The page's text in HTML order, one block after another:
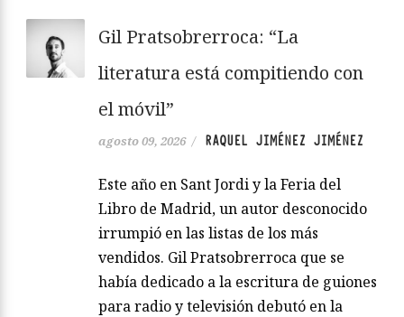
Gil Pratsobrerroca: “La
literatura está compitiendo con
el móvil”
agosto 09, 2026 / RAQUEL JIMÉNEZ JIMÉNEZ
Este año en Sant Jordi y la Feria del
Libro de Madrid, un autor desconocido
irrumpió en las listas de los más
vendidos. Gil Pratsobrerroca que se
había dedicado a la escritura de guiones
para radio y televisión debutó en la